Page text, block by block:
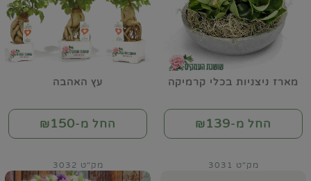
מארז ניצניות בכלי קרמיקה
החל מ-₪139
עץ האהבה
החל מ-₪150
מק"ט 3031 מק"ט 3032